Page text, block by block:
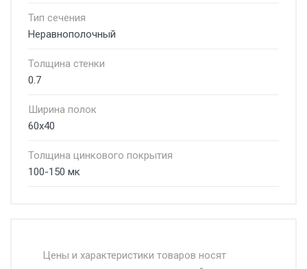
Тип сечения
Неравнополочный
Толщина стенки
0.7
Ширина полок
60х40
Толщина цинкового покрытия
100-150 мк
Москве и Московской области.
Цены и характеристики товаров носят